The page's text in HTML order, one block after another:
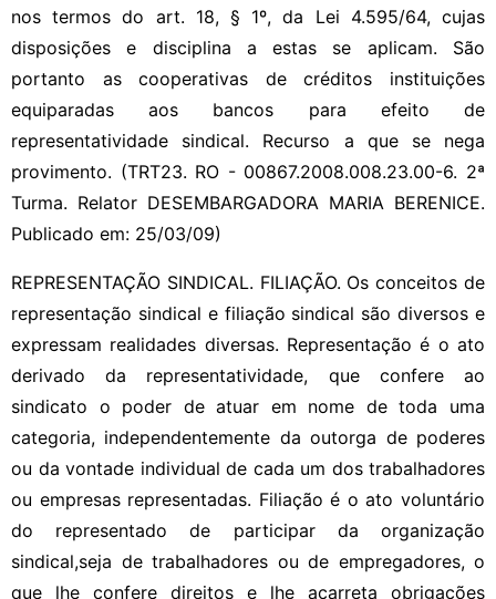
nos termos do art. 18, § 1º, da Lei 4.595/64, cujas
disposições e disciplina a estas se aplicam. São
portanto as cooperativas de créditos instituições
equiparadas aos bancos para efeito de
representatividade sindical. Recurso a que se nega
provimento. (TRT23. RO - 00867.2008.008.23.00-6. 2ª
Turma. Relator DESEMBARGADORA MARIA BERENICE.
Publicado em: 25/03/09)
REPRESENTAÇÃO SINDICAL. FILIAÇÃO. Os conceitos de
representação sindical e filiação sindical são diversos e
expressam realidades diversas. Representação é o ato
derivado da representatividade, que confere ao
sindicato o poder de atuar em nome de toda uma
categoria, independentemente da outorga de poderes
ou da vontade individual de cada um dos trabalhadores
ou empresas representadas. Filiação é o ato voluntário
do representado de participar da organização
sindical,seja de trabalhadores ou de empregadores, o
que lhe confere direitos e lhe acarreta obrigações